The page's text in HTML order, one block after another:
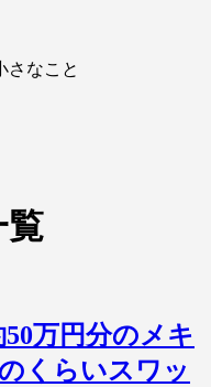
さなこと
覧
万円分のメキ
くらいスワッ